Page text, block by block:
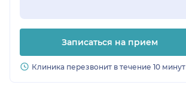
Записаться на прием
Клиника перезвонит в течение 10 минут